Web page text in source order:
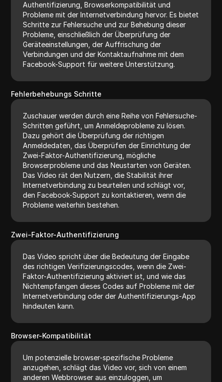
Authentifizierung, Browserkompatibilität und
Probleme mit der Internetverbindung hervor. Es bietet
Schritte zur Fehlersuche und zur Behebung dieser
Probleme, einschließlich der Überprüfung der
Geräteeinstellungen, der Auffrischung der
Verbindungen und der Kontaktaufnahme mit dem
Facebook-Support für weitere Unterstützung.
Fehlerbehebungs Schritte
Zuschauer werden durch eine Reihe von Fehlersuche-
Schritten geführt, um Anmeldeprobleme zu lösen.
Dazu gehört die Überprüfung der richtigen
Anmeldedaten, das Überprüfen der Einrichtung der
Zwei-Faktor-Authentifizierung, mögliche
Browserprobleme und das Neustarten von Geräten.
Das Video rät den Nutzern, die Stabilität ihrer
Internetverbindung zu beurteilen und schlägt vor,
den Facebook-Support zu kontaktieren, wenn die
Probleme weiterhin bestehen.
Zwei-Faktor-Authentifizierung
Das Video spricht über die Bedeutung der Eingabe
des richtigen Verifizierungscodes, wenn die Zwei-
Faktor-Authentifizierung aktiviert ist, und wie das
Nichtempfangen dieses Codes auf Probleme mit der
Internetverbindung oder der Authentifizierungs-App
hindeuten kann.
Browser-Kompatibilität
Um potenzielle browser-spezifische Probleme
anzugehen, schlägt das Video vor, sich von einem
anderen Webbrowser aus einzuloggen, um